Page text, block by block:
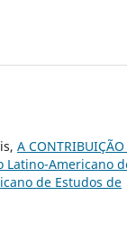
A CONTRIBUIÇÃO
Latino-Americano
de Estudos de